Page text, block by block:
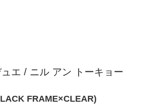
エ / ニル アン トーキョー
FRAME×CLEAR)